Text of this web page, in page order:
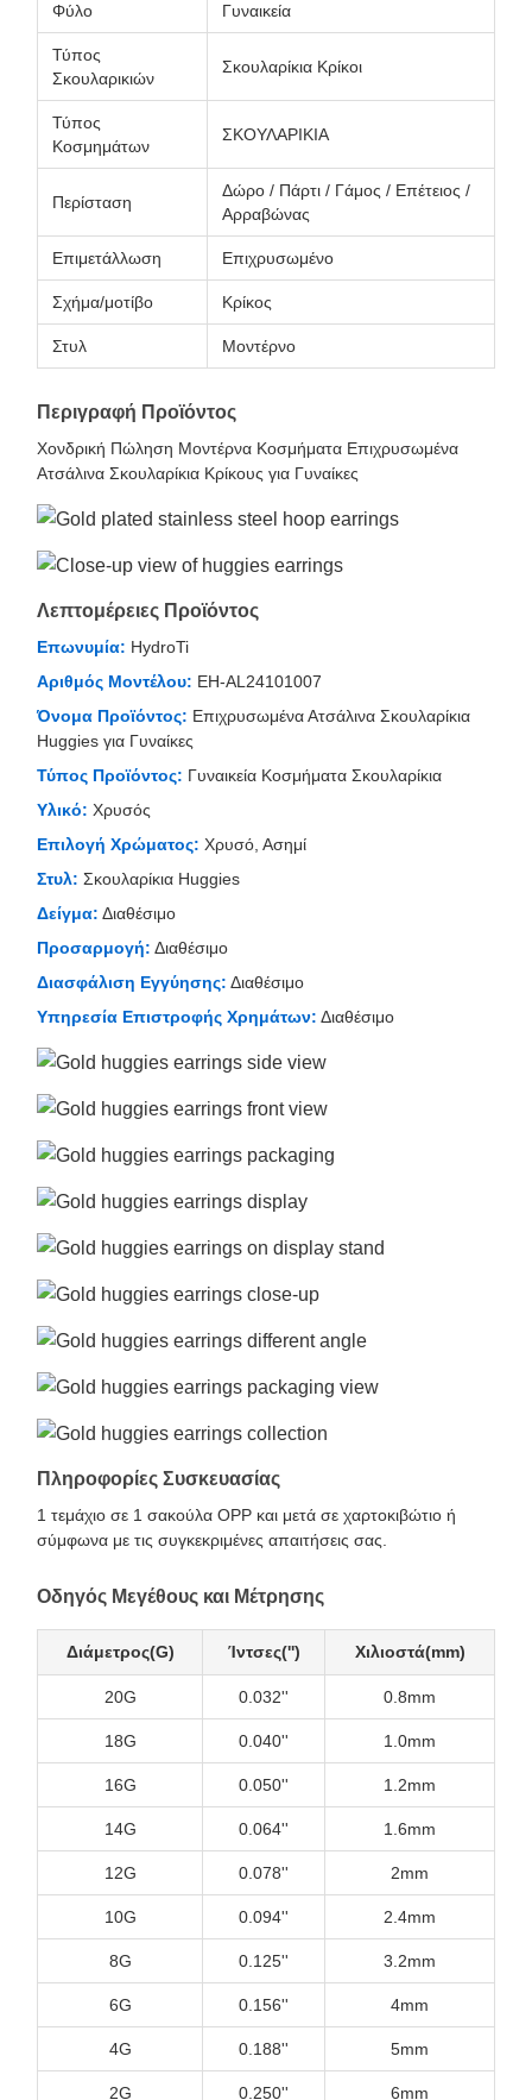
Φύλο Γυναικεία
Τύπος
Σκουλαρικιών
Σκουλαρίκια Κρίκοι
Τύπος
Κοσμημάτων
ΣΚΟΥΛΑΡΙΚΙΑ
Περίσταση
Δώρο / Πάρτι / Γάμος / Επέτειος /
Αρραβώνας
Επιμετάλλωση Επιχρυσωμένο
Σχήμα/μοτίβο Κρίκος
Στυλ Μοντέρνο
Περιγραφή Προϊόντος
Χονδρική Πώληση Μοντέρνα Κοσμήματα Επιχρυσωμένα
Ατσάλινα Σκουλαρίκια Κρίκους για Γυναίκες
Λεπτομέρειες Προϊόντος
Επωνυμία: HydroTi
Αριθμός Μοντέλου: EH-AL24101007
Όνομα Προϊόντος: Επιχρυσωμένα Ατσάλινα Σκουλαρίκια
Huggies για Γυναίκες
Τύπος Προϊόντος: Γυναικεία Κοσμήματα Σκουλαρίκια
Υλικό: Χρυσός
Επιλογή Χρώματος: Χρυσό, Ασημί
Στυλ: Σκουλαρίκια Huggies
Δείγμα: Διαθέσιμο
Προσαρμογή: Διαθέσιμο
Διασφάλιση Εγγύησης: Διαθέσιμο
Υπηρεσία Επιστροφής Χρημάτων: Διαθέσιμο
Πληροφορίες Συσκευασίας
1 τεμάχιο σε 1 σακούλα OPP και μετά σε χαρτοκιβώτιο ή
σύμφωνα με τις συγκεκριμένες απαιτήσεις σας.
Οδηγός Μεγέθους και Μέτρησης
Διάμετρος(G) Ίντσες('') Χιλιοστά(mm)
20G 0.032'' 0.8mm
18G 0.040'' 1.0mm
16G 0.050'' 1.2mm
14G 0.064'' 1.6mm
12G 0.078'' 2mm
10G 0.094'' 2.4mm
8G 0.125'' 3.2mm
6G 0.156'' 4mm
4G 0.188'' 5mm
2G 0.250'' 6mm